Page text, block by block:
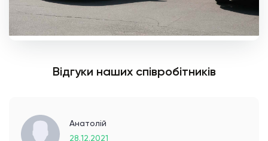
Відгуки наших співробітників
Анатолій
28.12.2021